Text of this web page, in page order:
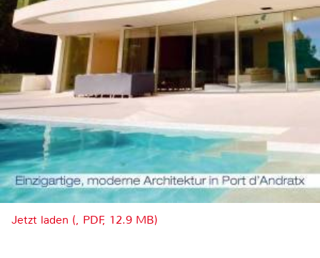
Jetzt laden (, PDF, 12.9 MB)